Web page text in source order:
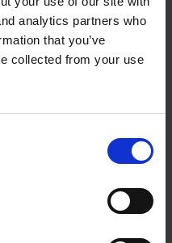
analytics partners who
that you’ve
collected from your use
och avloppsvatten.
beprövade ET-
i befintliga
till ca 50 l/h